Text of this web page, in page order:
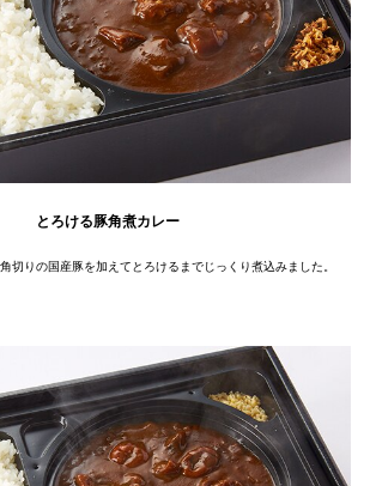
とろける豚角煮カレー
切りの国産豚を加えてとろけるまでじっくり煮込みました。